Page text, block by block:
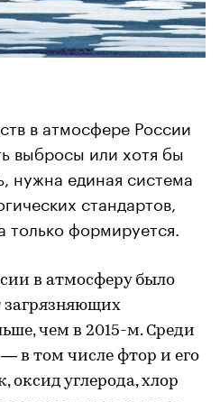
в атмосфере России
выбросы или хотя бы
нужна единая система
стандартов,
только формируется.
в атмосферу было
загрязняющих
чем в 2015-м. Среди
в том числе фтор и его
углерода, хлор